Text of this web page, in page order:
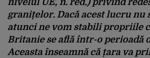
granițelor. Dacă acest lucru nu
atunci ne vom stabili propriile
Britanie se află într-o perioadă
Aceasta înseamnă că țara va